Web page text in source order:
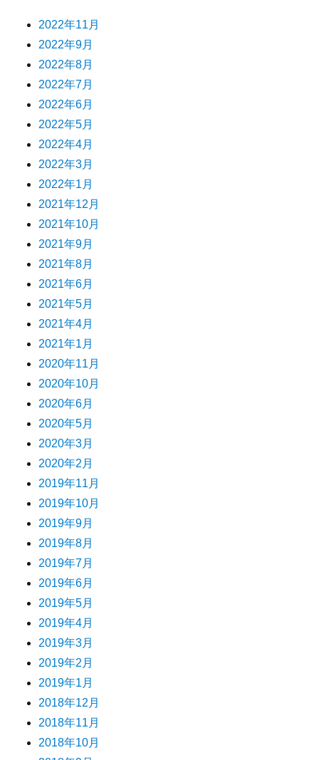
2022年11月
2022年9月
2022年8月
2022年7月
2022年6月
2022年5月
2022年4月
2022年3月
2022年1月
2021年12月
2021年10月
2021年9月
2021年8月
2021年6月
2021年5月
2021年4月
2021年1月
2020年11月
2020年10月
2020年6月
2020年5月
2020年3月
2020年2月
2019年11月
2019年10月
2019年9月
2019年8月
2019年7月
2019年6月
2019年5月
2019年4月
2019年3月
2019年2月
2019年1月
2018年12月
2018年11月
2018年10月